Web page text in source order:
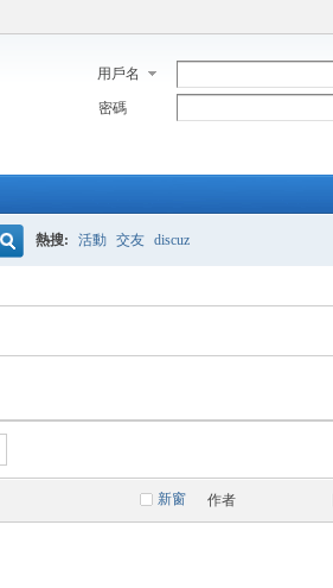
用戶名
密碼
熱搜: 活動 交友 discuz
新窗 作者